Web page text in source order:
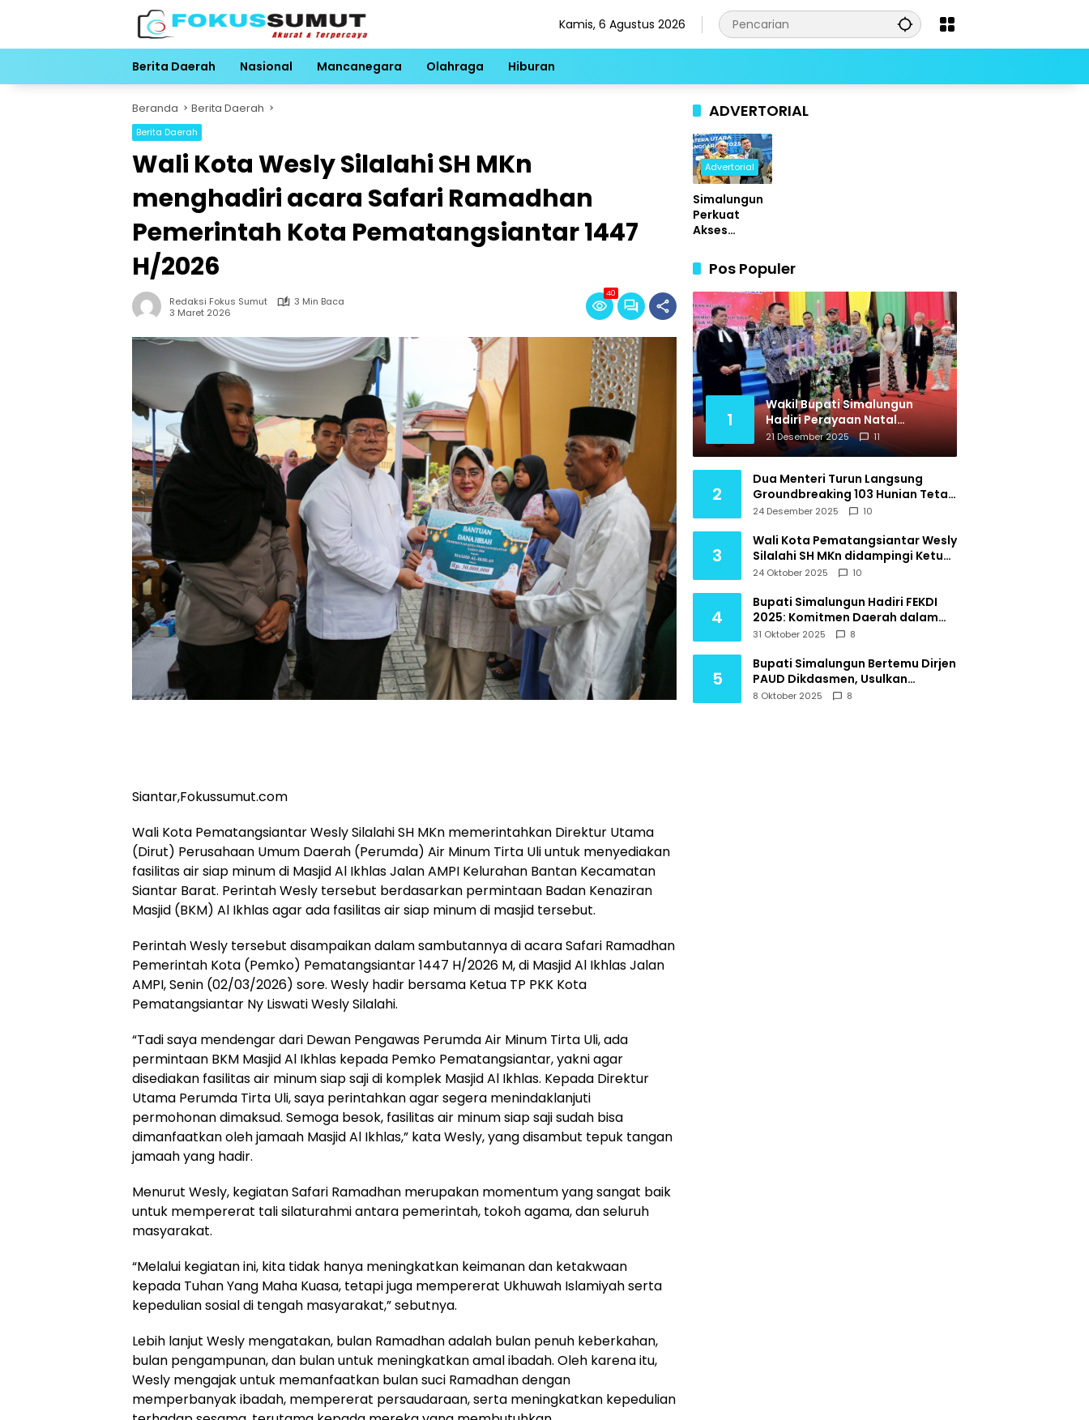
Kamis, 6 Agustus 2026
Berita Daerah Nasional Mancanegara Olahraga Hiburan
Beranda Berita Daerah
Berita Daerah
Wali Kota Wesly Silalahi SH MKn
menghadiri acara Safari Ramadhan
Pemerintah Kota Pematangsiantar 1447
H/2026
Redaksi Fokus Sumut
3 Min Baca
3 Maret 2026
40
Siantar,Fokussumut.com
Wali Kota Pematangsiantar Wesly Silalahi SH MKn memerintahkan Direktur Utama
(Dirut) Perusahaan Umum Daerah (Perumda) Air Minum Tirta Uli untuk menyediakan
fasilitas air siap minum di Masjid Al Ikhlas Jalan AMPI Kelurahan Bantan Kecamatan
Siantar Barat. Perintah Wesly tersebut berdasarkan permintaan Badan Kenaziran
Masjid (BKM) Al Ikhlas agar ada fasilitas air siap minum di masjid tersebut.
Perintah Wesly tersebut disampaikan dalam sambutannya di acara Safari Ramadhan
Pemerintah Kota (Pemko) Pematangsiantar 1447 H/2026 M, di Masjid Al Ikhlas Jalan
AMPI, Senin (02/03/2026) sore. Wesly hadir bersama Ketua TP PKK Kota
Pematangsiantar Ny Liswati Wesly Silalahi.
“Tadi saya mendengar dari Dewan Pengawas Perumda Air Minum Tirta Uli, ada
permintaan BKM Masjid Al Ikhlas kepada Pemko Pematangsiantar, yakni agar
disediakan fasilitas air minum siap saji di komplek Masjid Al Ikhlas. Kepada Direktur
Utama Perumda Tirta Uli, saya perintahkan agar segera menindaklanjuti
permohonan dimaksud. Semoga besok, fasilitas air minum siap saji sudah bisa
dimanfaatkan oleh jamaah Masjid Al Ikhlas,” kata Wesly, yang disambut tepuk tangan
jamaah yang hadir.
Menurut Wesly, kegiatan Safari Ramadhan merupakan momentum yang sangat baik
untuk mempererat tali silaturahmi antara pemerintah, tokoh agama, dan seluruh
masyarakat.
“Melalui kegiatan ini, kita tidak hanya meningkatkan keimanan dan ketakwaan
kepada Tuhan Yang Maha Kuasa, tetapi juga mempererat Ukhuwah Islamiyah serta
kepedulian sosial di tengah masyarakat,” sebutnya.
Lebih lanjut Wesly mengatakan, bulan Ramadhan adalah bulan penuh keberkahan,
bulan pengampunan, dan bulan untuk meningkatkan amal ibadah. Oleh karena itu,
Wesly mengajak untuk memanfaatkan bulan suci Ramadhan dengan
memperbanyak ibadah, mempererat persaudaraan, serta meningkatkan kepedulian
ADVERTORIAL
Advertorial
Simalungun
Perkuat
Akses
Berkeadilan:
UHC Resmi
Diberlakukan
, Warga
Cukup
Tunjukkan
KTP untuk
Berobat
Pos Populer
1
Wakil Bupati Simalungun
Hadiri Perayaan Natal
Keluarga Besar Polres
Simalungun
21 Desember 2025 11
2
Dua Menteri Turun Langsung
Groundbreaking 103 Hunian Tetap
bagi Korban Bencana
24 Desember 2025 10
3
Wali Kota Pematangsiantar Wesly
Silalahi SH MKn didampingi Ketua
TP PKK Ny Liswati Wesly Silalahi
Ekonomi Syariah IES Tahun 2025
24 Oktober 2025 10
4
Bupati Simalungun Hadiri FEKDI
2025: Komitmen Daerah dalam
Akselerasi Ekonomi Digital
31 Oktober 2025 8
5
Bupati Simalungun Bertemu Dirjen
PAUD Dikdasmen, Usulkan
Revitalisasi Sekolah di Daerah
8 Oktober 2025 8